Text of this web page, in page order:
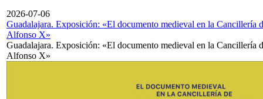
2026-07-06
Guadalajara. Exposición: «El documento medieval en la Cancillería
Alfonso X»
Guadalajara. Exposición: «El documento medieval en la Cancillería
Alfonso X»